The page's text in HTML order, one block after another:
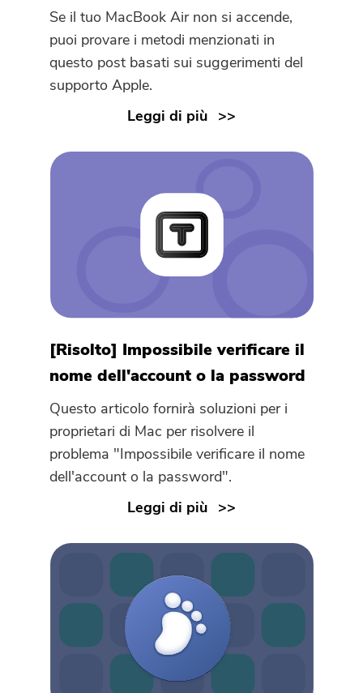
Se il tuo MacBook Air non si accende,
puoi provare i metodi menzionati in
questo post basati sui suggerimenti del
supporto Apple.
Leggi di più
[Risolto] Impossibile verificare il
nome dell'account o la password
Questo articolo fornirà soluzioni per i
proprietari di Mac per risolvere il
problema "Impossibile verificare il nome
dell'account o la password".
Leggi di più